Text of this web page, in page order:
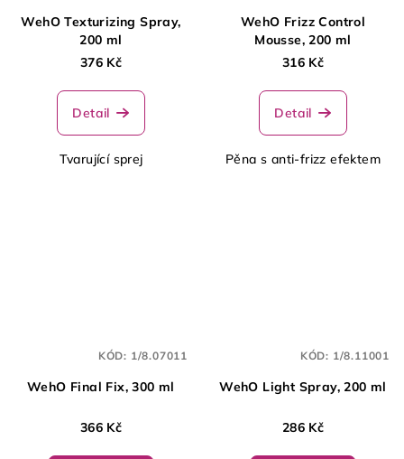
WehO Texturizing Spray,
200 ml
376 Kč
Detail
Tvarující sprej
WehO Frizz Control
Mousse, 200 ml
316 Kč
Detail
Pěna s anti-frizz efektem
WehO Final Fix, 300 ml
366 Kč
KÓD: 1/8.07011
WehO Light Spray, 200 ml
286 Kč
KÓD: 1/8.11001